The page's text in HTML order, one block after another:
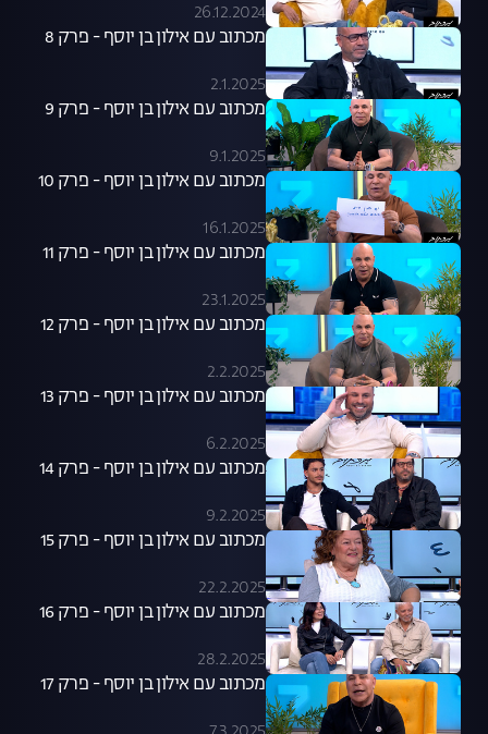
26.12.2024
מכתוב עם אילון בן יוסף - פרק 8
2.1.2025
מכתוב עם אילון בן יוסף - פרק 9
9.1.2025
מכתוב עם אילון בן יוסף - פרק 10
16.1.2025
מכתוב עם אילון בן יוסף - פרק 11
23.1.2025
מכתוב עם אילון בן יוסף - פרק 12
2.2.2025
מכתוב עם אילון בן יוסף - פרק 13
6.2.2025
מכתוב עם אילון בן יוסף - פרק 14
9.2.2025
מכתוב עם אילון בן יוסף - פרק 15
22.2.2025
מכתוב עם אילון בן יוסף - פרק 16
28.2.2025
מכתוב עם אילון בן יוסף - פרק 17